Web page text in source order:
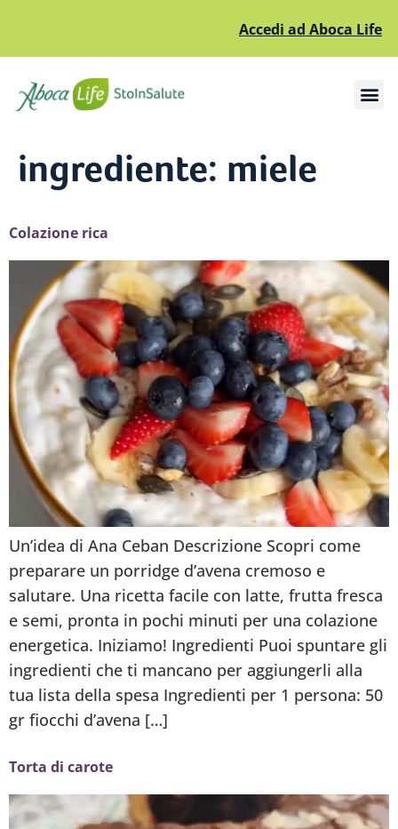
Accedi ad Aboca Life
ingrediente: miele
Colazione rica
Un’idea di Ana Ceban Descrizione Scopri come
preparare un porridge d’avena cremoso e
salutare. Una ricetta facile con latte, frutta fresca
e semi, pronta in pochi minuti per una colazione
energetica. Iniziamo! Ingredienti Puoi spuntare gli
ingredienti che ti mancano per aggiungerli alla
tua lista della spesa Ingredienti per 1 persona: 50
gr fiocchi d’avena […]
Torta di carote